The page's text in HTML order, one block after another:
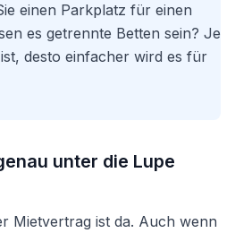
einen Parkplatz für einen
es getrennte Betten sein? Je
desto einfacher wird es für
unter die Lupe
Mietvertrag ist da. Auch wenn